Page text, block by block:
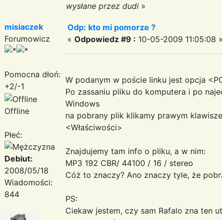
wysłane przez dudi »
misiaczek
Forumowicz
Pomocna dłoń:
+2/-1
Offline
Płeć:
Debiut:
2008/05/18
Wiadomości:
844
Odp: kto mi pomorze ?
« Odpowiedz #9 : 10-05-2009 11:05:08
W podanym w poście linku jest opcja
Po zassaniu pliku do komputera i po
Windows
na pobrany plik klikamy prawym
<Właściwości>
Znajdujemy tam info o pliku, a w nim:
MP3 192 CBR/ 44100 / 16 / stereo
Cóż to znaczy? Ano znaczy tyle, że
PS:
Ciekaw jestem, czy sam Rafalo zna ten